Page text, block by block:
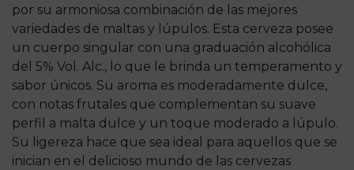
por su armoniosa combinación de las mejores
variedades de maltas y lúpulos. Esta cerveza posee
un cuerpo singular con una graduación alcohólica
del 5% Vol. Alc., lo que le brinda un temperamento y
sabor únicos. Su aroma es moderadamente dulce,
con notas frutales que complementan su suave
perfil a malta dulce y un toque moderado a lúpulo.
Su ligereza hace que sea ideal para aquellos que se
inician en el delicioso mundo de las cervezas